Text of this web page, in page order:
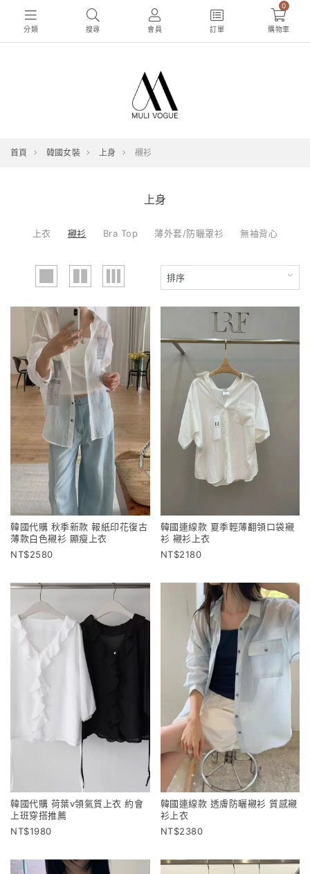
分類 搜尋 會員 訂單
0
購物車
首頁 韓國女裝 上身 襯衫
上身
上衣 襯衫 Bra Top 薄外套/防曬罩衫 無袖背心
韓國代購 秋季新款 報紙印花復古
薄款白色襯衫 顯瘦上衣
2580
韓國連線款 夏季輕薄翻領口袋襯
衫 襯衫上衣
2180
韓國代購 荷葉v領氣質上衣 約會
上班穿搭推薦
1980
韓國連線款 透膚防曬襯衫 質感襯
衫上衣
2380